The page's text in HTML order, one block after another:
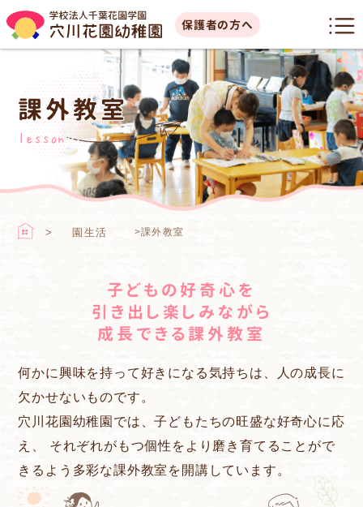
保護者の方へ
課外教室
lesson
園生活 >課外教室
子どもの好奇心を
引き出し楽しみながら
成長できる課外教室
何かに興味を持って好きになる気持ちは、人の成長に
欠かせないものです。
穴川花園幼稚園では、子どもたちの旺盛な好奇心に応
え、
それぞれがもつ個性をより磨き育てることがで
きるよう多彩な課外教室を開講しています。